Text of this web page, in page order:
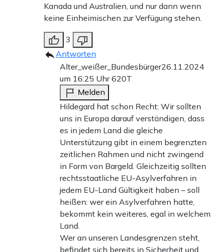
Kanada und Australien, und nur dann wenn
keine Einheimischen zur Verfügung stehen.
3
Antworten
Alter_weißer_Bundesbürger26.11.2024
um 16:25 Uhr620T
Melden
Hildegard hat schon Recht: Wir sollten
uns in Europa darauf verständigen, dass
es in jedem Land die gleiche
Unterstützung gibt in einem begrenzten
zeitlichen Rahmen und nicht zwingend
in Form von Bargeld. Gleichzeitig sollten
rechtsstaatliche EU-Asylverfahren in
jedem EU-Land Gültigkeit haben – soll
heißen: wer ein Asylverfahren hatte,
bekommt kein weiteres, egal in welchem
Land.
Wer an unseren Landesgrenzen steht,
befindet sich bereits in Sicherheit und